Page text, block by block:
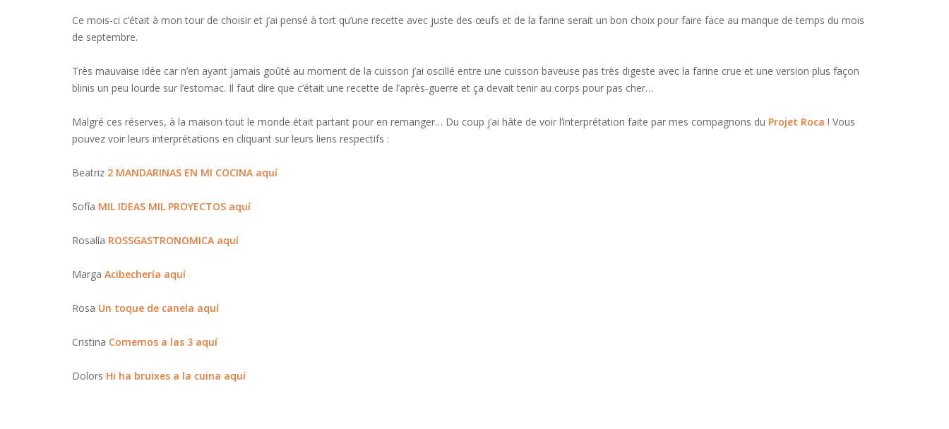
Ce mois-ci c’était à mon tour de choisir et j’ai pensé à tort qu’une recette avec juste des œufs et de la farine serait un bon choix pour faire face au manque de temps du mois
de septembre.
Très mauvaise idée car n’en ayant jamais goûté au moment de la cuisson j’ai oscillé entre une cuisson baveuse pas très digeste avec la farine crue et une version plus façon
blinis un peu lourde sur l’estomac. Il faut dire que c’était une recette de l’après-guerre et ça devait tenir au corps pour pas cher…
Malgré ces réserves, à la maison tout le monde était partant pour en remanger… Du coup j’ai hâte de voir l’interprétation faite par mes compagnons du Projet Roca ! Vous
pouvez voir leurs interprétations en cliquant sur leurs liens respectifs :
Beatriz 2 MANDARINAS EN MI COCINA aquí
Sofía MIL IDEAS MIL PROYECTOS aquí
Rosalía ROSSGASTRONOMICA aquí
Marga Acibechería aquí
Rosa Un toque de canela aquí
Cristina Comemos a las 3 aquí
Dolors Hi ha bruixes a la cuina aquí